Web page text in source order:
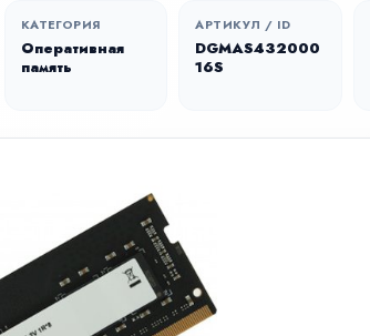
КАТЕГОРИЯ
Оперативная
память
АРТИКУЛ / ID
DGMAS432000
16S